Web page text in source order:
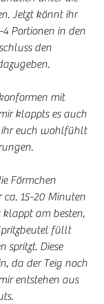
Jetzt könnt ihr
Portionen in den
den
mit
klappts es auch
ihr euch wohlfühlt
Förmchen
15-20 Minuten
klappt am besten,
füllt
spritzt. Diese
da der Teig noch
entstehen aus